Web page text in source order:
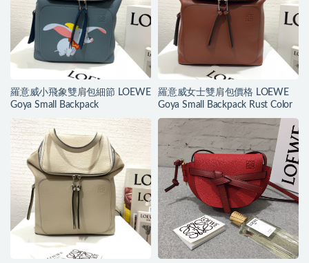
羅意威小飛象雙肩包細節 LOEWE
Goya Small Backpack
羅意威女士雙肩包價格 LOEWE
Goya Small Backpack Rust Color